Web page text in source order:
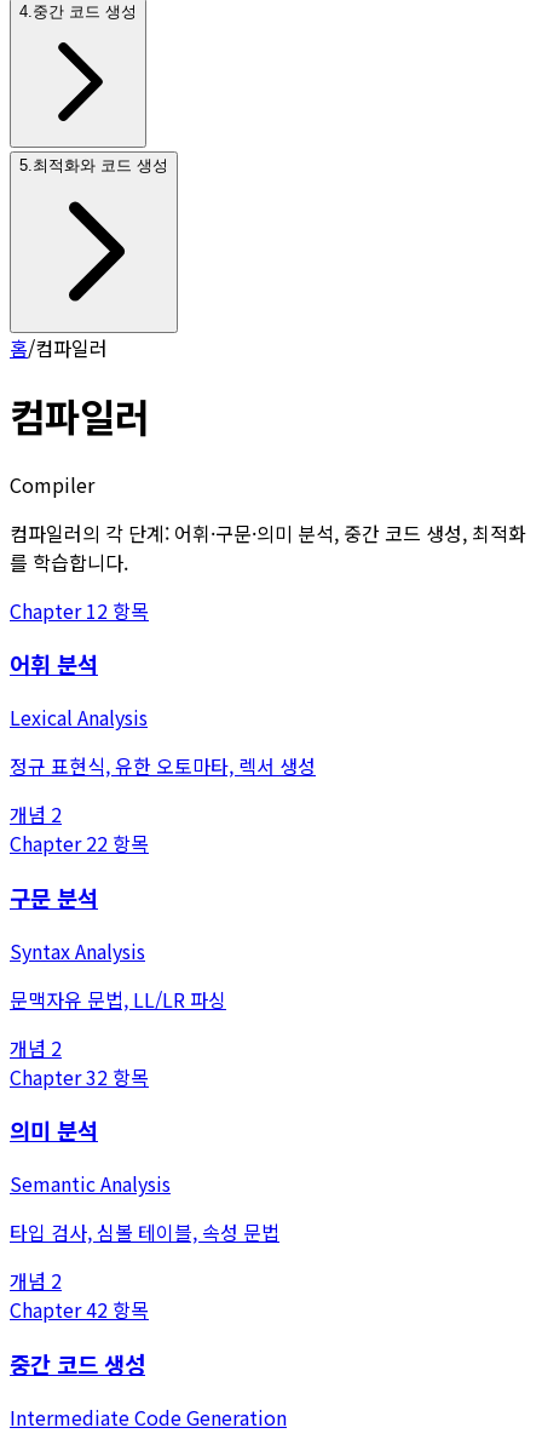
4 중간 코드 생성
5 최적화와 코드 생성
홈/컴파일러
컴파일러
Compiler
컴파일러의 각 단계: 어휘·구문·의미 분석, 중간 코드 생성, 최적화
를 학습합니다.
Chapter12 항목
어휘 분석
Lexical Analysis
정규 표현식, 유한 오토마타, 렉서 생성
개념 2
Chapter22 항목
구문 분석
Syntax Analysis
문맥자유 문법, LL/LR 파싱
개념 2
Chapter32 항목
의미 분석
Semantic Analysis
타입 검사, 심볼 테이블, 속성 문법
개념 2
Chapter42 항목
중간 코드 생성
Intermediate Code Generation